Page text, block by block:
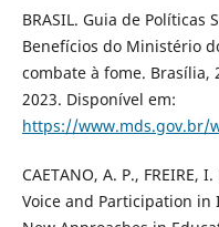
BRASIL. Guia de Políticas
Benefícios do Ministério
combate à fome. Brasília,
2023. Disponível em:
https://www.mds.gov.br/
CAETANO, A. P., FREIRE,
Voice and Participation